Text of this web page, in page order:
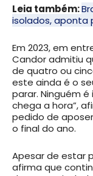
Leia também:
isolados, aponta
Em 2023, em
Candor admitiu
de quatro ou
este ainda é o
parar. Ninguém
chega a hora”,
pedido de
o final do ano.
Apesar de estar
afirma que